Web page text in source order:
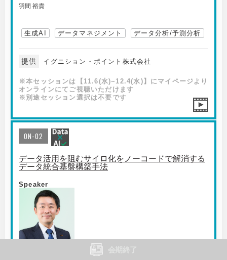
羽間 裕貴
生成AI データマネジメント データ分析/予測分析
提供 イグニション・ポイント株式会社
※本セッションは【11.6(水)~12.4(水)】にマイページより
オンラインにてご視聴いただけます
※別途セッション選択は不要です
ON-02
データ活用を阻むサイロ化をノーコードで解消する
データ統合基盤構築手法
Speaker